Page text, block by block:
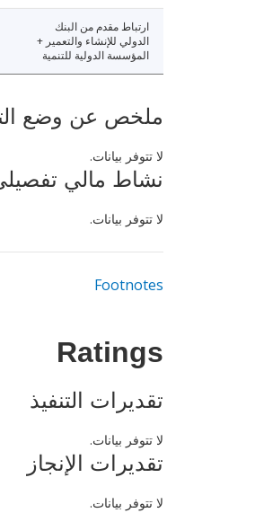
ارتباط مقدم من البنك
الدولي للإنشاء والتعمير +
المؤسسة الدولية للتنمية
ملخص عن وضع
لا تتوفر بيانات.
نشاط مالي تفصيلي في
لا تتوفر بيانات.
Footnotes
Ratings
تقديرات التنفيذ
لا تتوفر بيانات.
تقديرات الإنجاز
لا تتوفر بيانات.